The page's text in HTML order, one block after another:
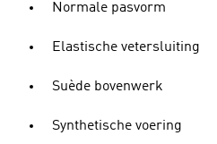
Normale pasvorm
Elastische vetersluiting
Suède bovenwerk
Synthetische voering